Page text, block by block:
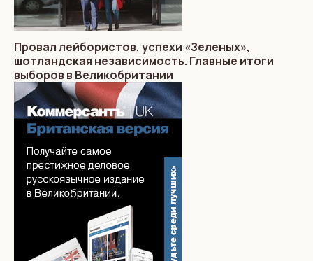
Провал лейбористов, успехи «Зеленых»,
шотландская независимость. Главные итоги
выборов в Великобритании